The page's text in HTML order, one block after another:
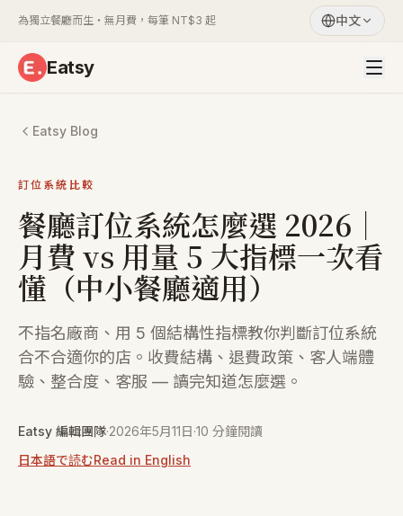
為獨立餐廳而生・無月費，每筆 NT$3 起 中文
Eatsy
Eatsy Blog
訂位系統比較
餐廳訂位系統怎麼選 2026｜
月費 vs 用量 5 大指標一次看
懂（中小餐廳適用）
不指名廠商、用 5 個結構性指標教你判斷訂位系統
合不合適你的店。收費結構、退費政策、客人端體
驗、整合度、客服 — 讀完知道怎麼選。
Eatsy 編輯團隊·2026年5月11日·10 分鐘閱讀
日本語で読むRead in English